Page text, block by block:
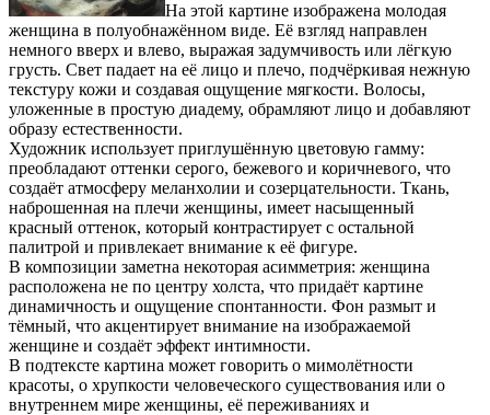
На этой картине изображена молодая
женщина в полуобнажённом виде. Её взгляд направлен
немного вверх и влево, выражая задумчивость или лёгкую
грусть. Свет падает на её лицо и плечо, подчёркивая нежную
текстуру кожи и создавая ощущение мягкости. Волосы,
уложенные в простую диадему, обрамляют лицо и добавляют
образу естественности.
Художник использует приглушённую цветовую гамму:
преобладают оттенки серого, бежевого и коричневого, что
создаёт атмосферу меланхолии и созерцательности. Ткань,
наброшенная на плечи женщины, имеет насыщенный
красный оттенок, который контрастирует с остальной
палитрой и привлекает внимание к её фигуре.
В композиции заметна некоторая асимметрия: женщина
расположена не по центру холста, что придаёт картине
динамичность и ощущение спонтанности. Фон размыт и
тёмный, что акцентирует внимание на изображаемой
женщине и создаёт эффект интимности.
В подтексте картина может говорить о мимолётности
красоты, о хрупкости человеческого существования или о
внутреннем мире женщины, её переживаниях и